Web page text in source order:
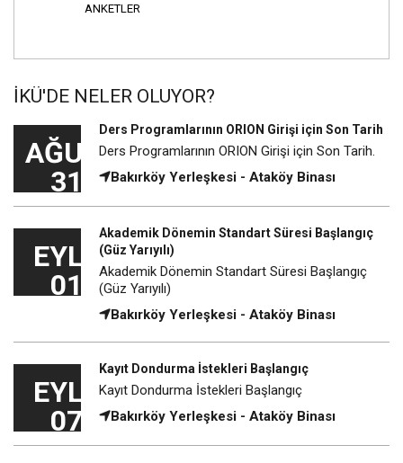
ANKETLER
İKÜ'DE NELER OLUYOR?
AĞU
31
Ders Programlarının ORION Girişi için Son Tarih
Ders Programlarının ORION Girişi için Son Tarih.
Bakırköy Yerleşkesi - Ataköy Binası
EYL
01
Akademik Dönemin Standart Süresi Başlangıç
(Güz Yarıyılı)
Akademik Dönemin Standart Süresi Başlangıç
(Güz Yarıyılı)
Bakırköy Yerleşkesi - Ataköy Binası
EYL
07
Kayıt Dondurma İstekleri Başlangıç
Kayıt Dondurma İstekleri Başlangıç
Bakırköy Yerleşkesi - Ataköy Binası